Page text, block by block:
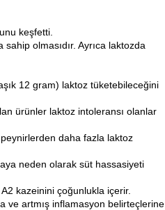
keşfetti.
olmasıdır. Ayrıca laktozda
12 gram) laktoz tüketebileceğini
ürünler laktoz intoleransı olanlar
daha fazla laktoz
neden olarak süt hassasiyeti
kazeinini çoğunlukla içerir.
ve artmış inflamasyon belirteçlerine